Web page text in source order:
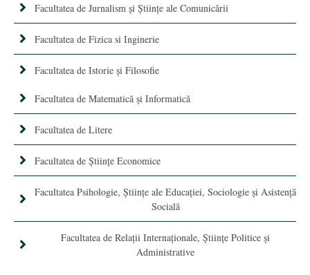
Facultatea de Jurnalism şi Ştiinţe ale Comunicării
Facultatea de Fizica si Inginerie
Facultatea de Istorie şi Filosofie
Facultatea de Matematică şi Informatică
Facultatea de Litere
Facultatea de Științe Economice
Facultatea Psihologie, Ştiinţe ale Educaţiei, Sociologie și Asistență
Socială
Facultatea de Relaţii Internaţionale, Ştiinţe Politice şi
Administrative